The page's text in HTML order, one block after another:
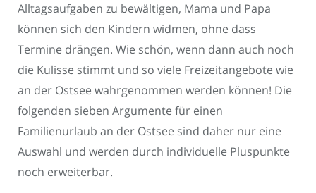
Alltagsaufgaben zu bewältigen, Mama und Papa
können sich den Kindern widmen, ohne dass
Termine drängen. Wie schön, wenn dann auch noch
die Kulisse stimmt und so viele Freizeitangebote wie
an der Ostsee wahrgenommen werden können! Die
folgenden sieben Argumente für einen
Familienurlaub an der Ostsee sind daher nur eine
Auswahl und werden durch individuelle Pluspunkte
noch erweiterbar.